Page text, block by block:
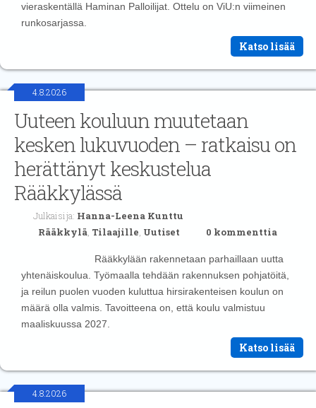
vieraskentällä Haminan Palloilijat. Ottelu on ViU:n viimeinen
runkosarjassa.
Katso lisää
4.8.2026
Uuteen kouluun muutetaan
kesken lukuvuoden – ratkaisu on
herättänyt keskustelua
Rääkkylässä
Julkaisija: Hanna-Leena Kunttu
Rääkkylä, Tilaajille, Uutiset 0 kommenttia
Rääkkylään rakennetaan parhaillaan uutta
yhtenäiskoulua. Työmaalla tehdään rakennuksen pohjatöitä,
ja reilun puolen vuoden kuluttua hirsirakenteisen koulun on
määrä olla valmis. Tavoitteena on, että koulu valmistuu
maaliskuussa 2027.
Katso lisää
4.8.2026